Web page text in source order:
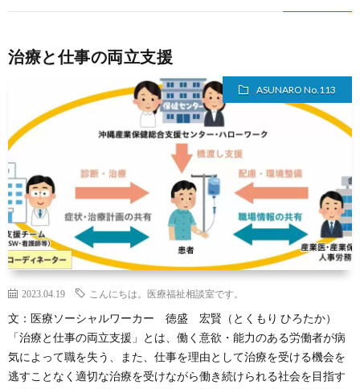
治療と仕事の両立支援
ASUNARO No.113
2023.04.19 こんにちは。医療福祉相談室です。
文：医療ソーシャルワーカー 徳盛 宏賢（とくもり ひろたか）
「治療と仕事の両立支援」とは、働く意欲・能力のある労働者が病
気によって職を失う、また、仕事を理由として治療を受ける機会を
逃すことなく適切な治療を受けながら働き続けられる社会を目指す